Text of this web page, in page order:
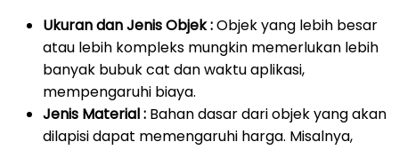
Ukuran dan Jenis Objek :Objek yang lebih besar
atau lebih kompleks mungkin memerlukan lebih
banyak bubuk cat dan waktu aplikasi,
mempengaruhi biaya.
Jenis Material : Bahan dasar dari objek yang akan
dilapisi dapat memengaruhi harga. Misalnya,